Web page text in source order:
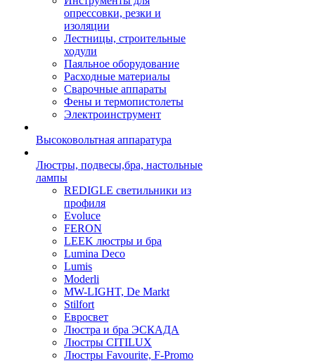
опрессовки, резки и
изоляции
Лестницы, строительные
ходули
Паяльное оборудование
Расходные материалы
Сварочные аппараты
Фены и термопистолеты
Электроинструмент
Высоковольтная аппаратура
Люстры, подвесы,бра, настольные
лампы
REDIGLE светильники из
профиля
Evoluce
FERON
LEEK люстры и бра
Lumina Deco
Lumis
Moderli
MW-LIGHT, De Markt
Stilfort
Евросвет
Люстра и бра ЭСКАДА
Люстры CITILUX
Люстры Favourite, F-Promo